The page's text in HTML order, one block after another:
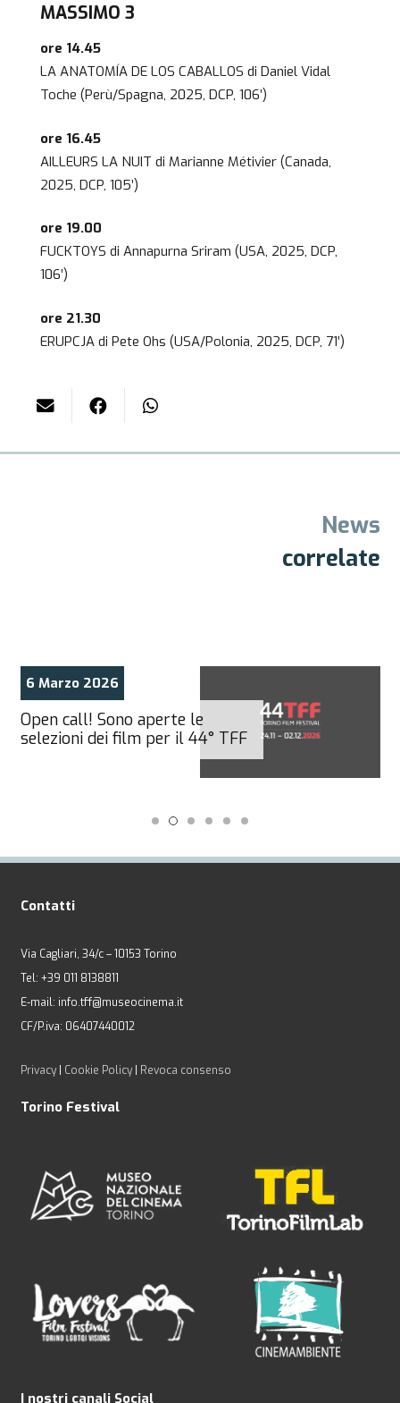
MASSIMO 3
ore 14.45
LA ANATOMÍA DE LOS CABALLOS di Daniel Vidal
Toche (Perù/Spagna, 2025, DCP, 106’)
ore 16.45
AILLEURS LA NUIT di Marianne Métivier (Canada,
2025, DCP, 105’)
ore 19.00
FUCKTOYS di Annapurna Sriram (USA, 2025, DCP,
106’)
ore 21.30
ERUPCJA di Pete Ohs (USA/Polonia, 2025, DCP, 71’)
News
correlate
6 Marzo 2026
Open call! Sono aperte le
selezioni dei film per il 44° TFF
Contatti
Via Cagliari, 34/c – 10153 Torino
Tel: +39 011 8138811
E-mail: info.tff@museocinema.it
CF/P.iva: 06407440012
Privacy| Cookie Policy| Revoca consenso
Torino Festival
I nostri canali Social